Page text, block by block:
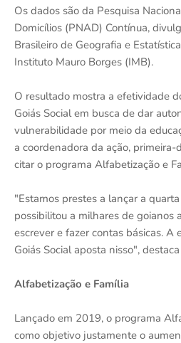
Os dados são da Pesquisa
Domicílios (PNAD) Contínua,
Brasileiro de Geografia e
Instituto Mauro Borges (IMB).
O resultado mostra a efetividade
Goiás Social em busca de dar
vulnerabilidade por meio da
a coordenadora da ação, primeira-
citar o programa Alfabetização e
"Estamos prestes a lançar a
possibilitou a milhares de goianos
escrever e fazer contas básicas. A
Goiás Social aposta nisso",
Alfabetização e Família
Lançado em 2019, o programa
como objetivo justamente o